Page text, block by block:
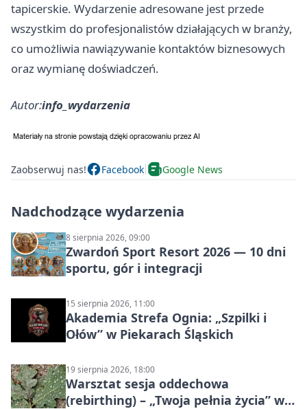
tapicerskie. Wydarzenie adresowane jest przede
wszystkim do profesjonalistów działających w branży,
co umożliwia nawiązywanie kontaktów biznesowych
oraz wymianę doświadczeń.
Autor:info_wydarzenia
Zaobserwuj nas! Facebook Google News
Nadchodzące wydarzenia
8 sierpnia 2026, 09:00
Zwardoń Sport Resort 2026 — 10 dni
sportu, gór i integracji
15 sierpnia 2026, 11:00
Akademia Strefa Ognia: „Szpilki i
Ołów” w Piekarach Śląskich
19 sierpnia 2026, 18:00
Warsztat sesja oddechowa
(rebirthing) – „Twoja pełnia życia” w